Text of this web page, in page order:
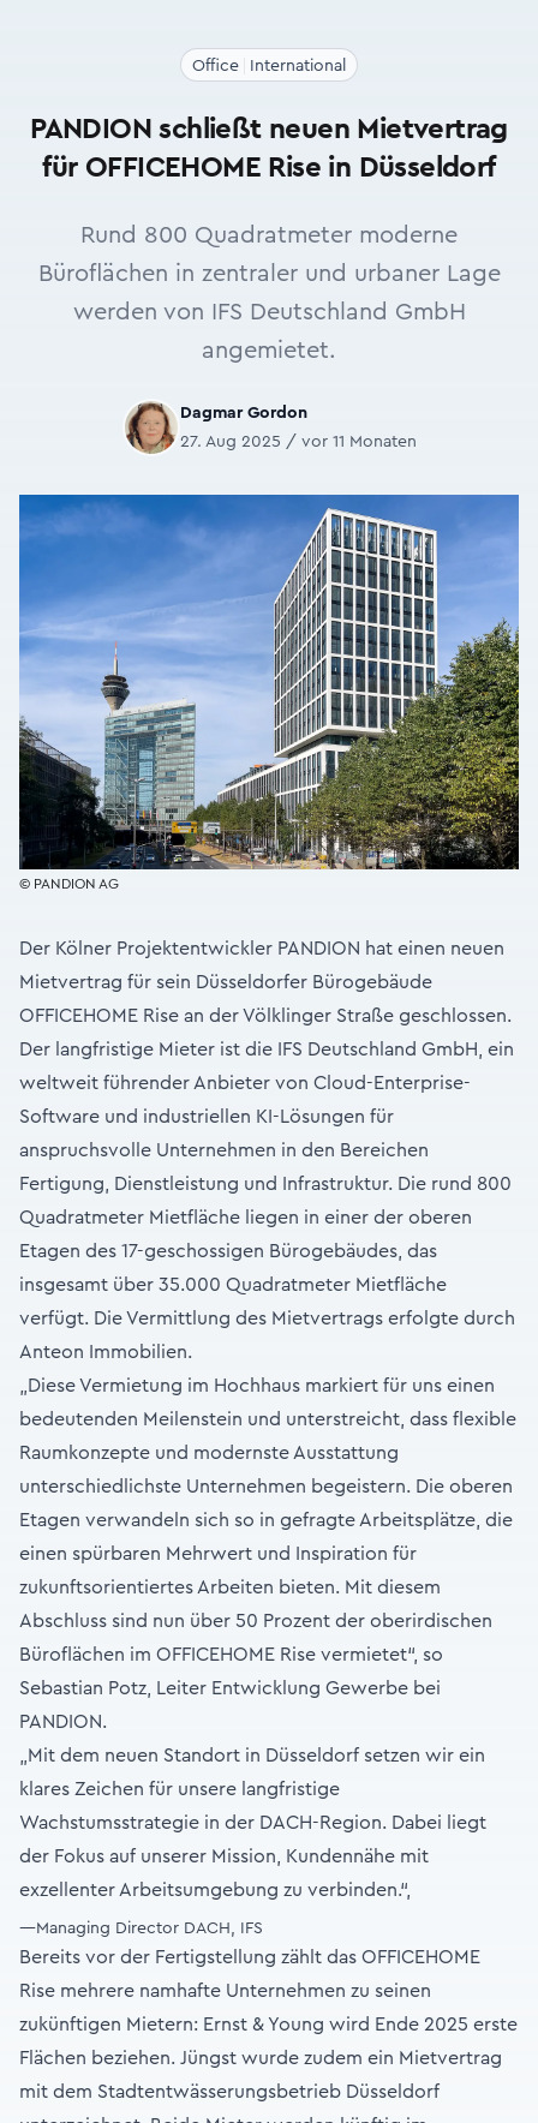
Office International
PANDION schließt neuen Mietvertrag
für OFFICEHOME Rise in Düsseldorf
Rund 800 Quadratmeter moderne
Büroflächen in zentraler und urbaner Lage
werden von IFS Deutschland GmbH
angemietet.
Dagmar Gordon
27. Aug 2025 / vor 11 Monaten
© PANDION AG
Der Kölner Projektentwickler PANDION hat einen neuen
Mietvertrag für sein Düsseldorfer Bürogebäude
OFFICEHOME Rise an der Völklinger Straße geschlossen.
Der langfristige Mieter ist die IFS Deutschland GmbH, ein
weltweit führender Anbieter von Cloud-Enterprise-
Software und industriellen KI-Lösungen für
anspruchsvolle Unternehmen in den Bereichen
Fertigung, Dienstleistung und Infrastruktur. Die rund 800
Quadratmeter Mietfläche liegen in einer der oberen
Etagen des 17-geschossigen Bürogebäudes, das
insgesamt über 35.000 Quadratmeter Mietfläche
verfügt. Die Vermittlung des Mietvertrags erfolgte durch
Anteon Immobilien.
„Diese Vermietung im Hochhaus markiert für uns einen
bedeutenden Meilenstein und unterstreicht, dass flexible
Raumkonzepte und modernste Ausstattung
unterschiedlichste Unternehmen begeistern. Die oberen
Etagen verwandeln sich so in gefragte Arbeitsplätze, die
einen spürbaren Mehrwert und Inspiration für
zukunftsorientiertes Arbeiten bieten. Mit diesem
Abschluss sind nun über 50 Prozent der oberirdischen
Büroflächen im OFFICEHOME Rise vermietet“, so
Sebastian Potz, Leiter Entwicklung Gewerbe bei
PANDION.
„Mit dem neuen Standort in Düsseldorf setzen wir ein
klares Zeichen für unsere langfristige
Wachstumsstrategie in der DACH-Region. Dabei liegt
der Fokus auf unserer Mission, Kundennähe mit
exzellenter Arbeitsumgebung zu verbinden.“,
—Managing Director DACH, IFS
Bereits vor der Fertigstellung zählt das OFFICEHOME
Rise mehrere namhafte Unternehmen zu seinen
zukünftigen Mietern: Ernst & Young wird Ende 2025 erste
Flächen beziehen. Jüngst wurde zudem ein Mietvertrag
mit dem Stadtentwässerungsbetrieb Düsseldorf